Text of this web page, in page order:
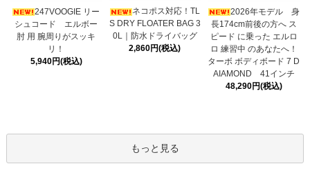
247VOOGIE リー
シュコード エルボー
肘 用 腕周りがスッキ
リ！
5,940円(税込)
ネコポス対応！TL
S DRY FLOATER BAG 3
0L｜防水ドライバッグ
2,860円(税込)
2026年モデル 身
長174cm前後の方へ ス
ピード に乗った エルロ
ロ 練習中 のあなたへ！
ターボ ボディボード 7 D
AIAMOND 41インチ
48,290円(税込)
もっと見る